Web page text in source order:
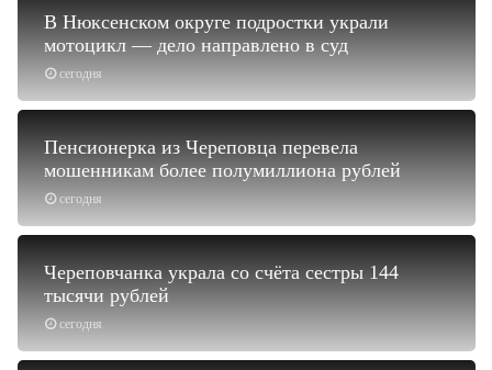
сегодня
В Нюксенском округе подростки украли
мотоцикл — дело направлено в суд
сегодня
Пенсионерка из Череповца перевела
мошенникам более полумиллиона рублей
сегодня
Череповчанка украла со счёта сестры 144
тысячи рублей